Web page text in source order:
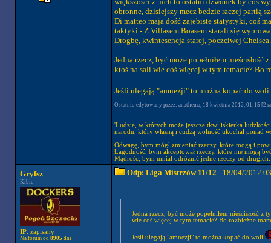
obronne, dzisiejszy mecz bedzie raczej partią
Di matteo maja dość zajebiste statystyki, coś
taktyki - Z Villasem Boasem starali się
Drogbę, kwintesencja starej, poczciwej
Jedna rzecz, być może popełniłem
ktoś na sali wie coś więcej w tym temacie? Bo
Jeśli ulegają "amnezji" to można kopać do woli
Ostatnio edytowany przez: anathema, 18 kwietnia 2012, 01:15 [2
'Ludzie, w których może jeszcze tkwi iskierka
narodu, który własną i cudzą wolność ukochał ponad
Odwagę, bym mógł zmieniać rzeczy, które mogą i
Łagodność, bym akceptował rzeczy, które nie mogą
Mądrość, bym umiał odróżnić jedne rzeczy od drugich.
Gryfsz
Kibic
IP: zapisany
Na forum od 8905 dni
Odp: Liga Mistrzów 11/12 - 18/04/2012
Jedna rzecz, być może popełniłem nieścisłość
wie coś więcej w tym temacie? Bo rozbieżne
Jeśli ulegają "amnezji" to można kopać do woli